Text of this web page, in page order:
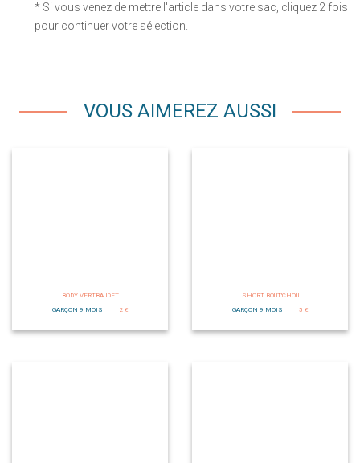
* Si vous venez de mettre l'article dans votre sac, cliquez 2 fois
pour continuer votre sélection.
VOUS AIMEREZ AUSSI
BODY VERTBAUDET
GARÇON 9 MOIS
2 €
SHORT BOUT'CHOU
GARÇON 9 MOIS
5 €